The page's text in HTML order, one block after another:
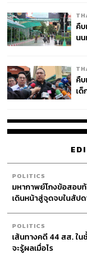
ช่องว่างของปัญหาธรร
พหุนิยมในเวทีโลกเพื่อ
ประชาชนโดยรวม ตล
พัฒนาอย่างยั่งยืน
ในอีกส่วนหนึ่งของวันที่
เพิ่มประสิทธิภาพในงา
Coverage) อันมีนัยถึง
หน้า การดำเนินการเช่
เข้มแข็งของระบบสาธ
เพราะการสร้างความ
ประเด็นสำคัญของประ
แนวทางที่ได้ประกาศไ
ประเด็นสืบเนื่อง
1. การทบทวน SDGs
คื
น
คื
เ
POLITICS
มหากาพย์โกงข้อสอบ
เดินหน้าสู่จุดจบในสัป
POLITICS
เส้นทางคดี 44 สส. ใ
จะรู้ผลเมื่อไร